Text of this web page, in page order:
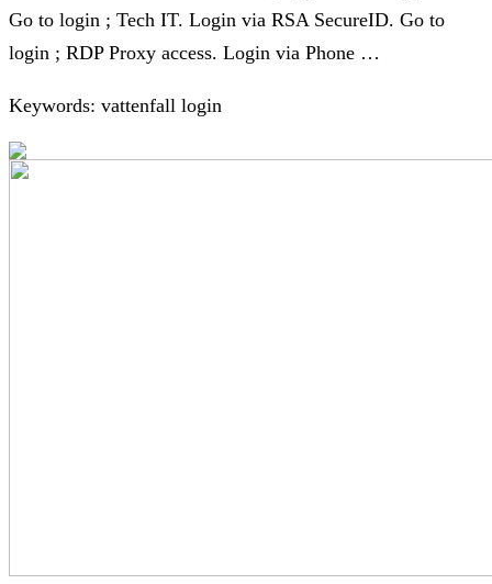
Go to login ; Tech IT. Login via RSA SecureID. Go to
login ; RDP Proxy access. Login via Phone …
Keywords: vattenfall login